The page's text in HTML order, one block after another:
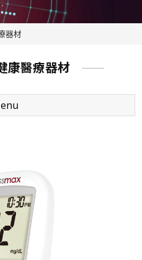
器材
康醫療器材